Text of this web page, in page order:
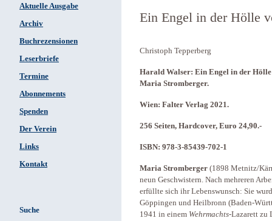
Aktuelle Ausgabe
Archiv
Buchrezensionen
Leserbriefe
Termine
Abonnements
Spenden
Der Verein
Links
Kontakt
Suche
Ein Engel in der Hölle
Christoph Tepperberg
Harald Walser: Ein Engel in der Hölle
Maria Stromberger.
Wien: Falter Verlag 2021.
256 Seiten, Hardcover, Euro 24,90.-
ISBN: 978-3-85439-702-1
Maria Stromberger (1898 Metnitz/
neun Geschwistern. Nach mehreren
erfüllte sich ihr Lebenswunsch: Sie
Göppingen und Heilbronn (Baden-
1941 in einem Wehrmachts-Lazarett zu